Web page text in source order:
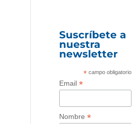
Suscríbete a
nuestra
newsletter
*campo obligatorio
Email *
Nombre *